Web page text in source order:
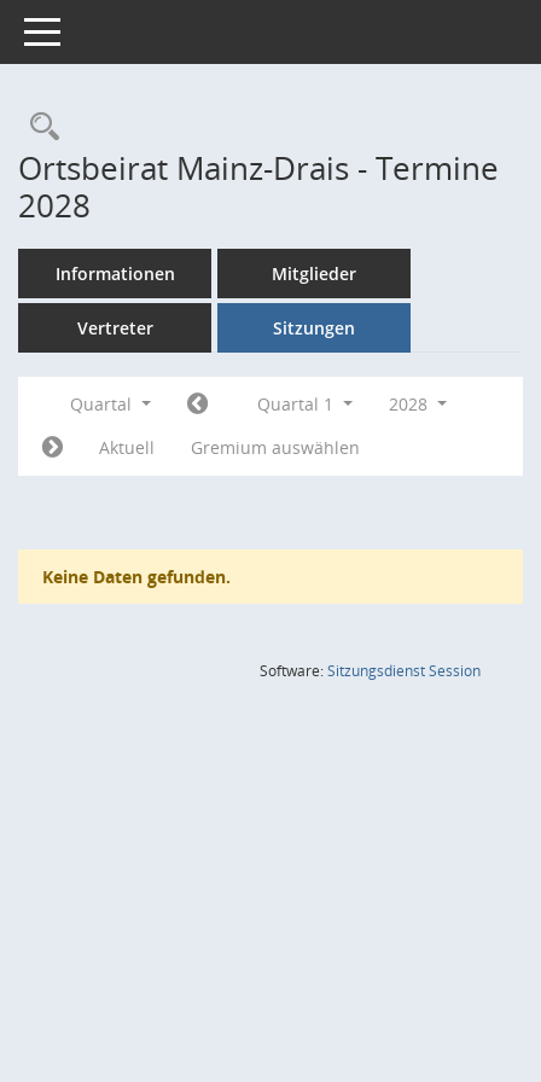
Toggle navigation
Rechercheauswahl
Ortsbeirat Mainz-Drais - Termine
2028
Informationen Mitglieder
Vertreter Sitzungen
Quartal Quartal 1
2028
Aktuell
Gremium auswählen
Keine Daten gefunden.
Software:SitzungsdienstSession(Wird in